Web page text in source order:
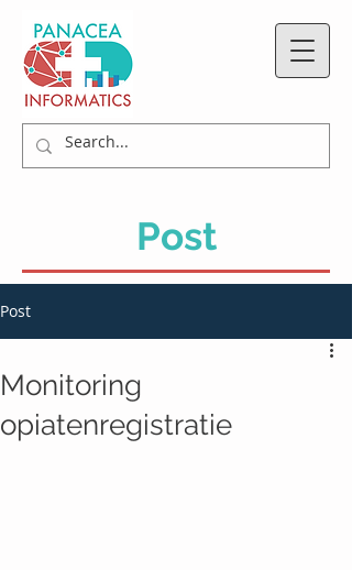
Post
Post
Monitoring
opiatenregistratie